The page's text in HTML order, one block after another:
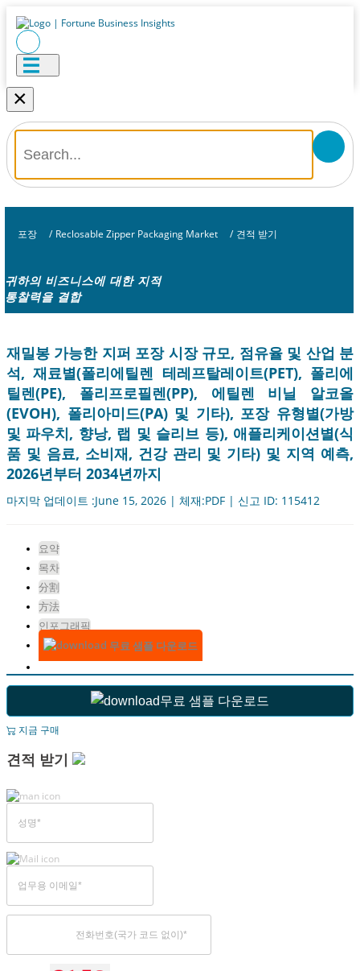
×
포장 / Reclosable Zipper Packaging Market / 견적 받기
귀하의 비즈니스에 대한 지적
통찰력을 결합
재밀봉 가능한 지퍼 포장 시장 규모, 점유율 및 산업 분
석, 재료별(폴리에틸렌 테레프탈레이트(PET), 폴리에
틸렌(PE), 폴리프로필렌(PP), 에틸렌 비닐 알코올
(EVOH), 폴리아미드(PA) 및 기타), 포장 유형별(가방
및 파우치, 향낭, 랩 및 슬리브 등), 애플리케이션별(식
품 및 음료, 소비재, 건강 관리 및 기타) 및 지역 예측,
2026년부터 2034년까지
마지막 업데이트 :June 15, 2026 | 체재:PDF | 신고 ID: 115412
요약
목차
分割
方法
인포그래픽
무료 샘플 다운로드
무료 샘플 다운로드
지금 구매
견적 받기